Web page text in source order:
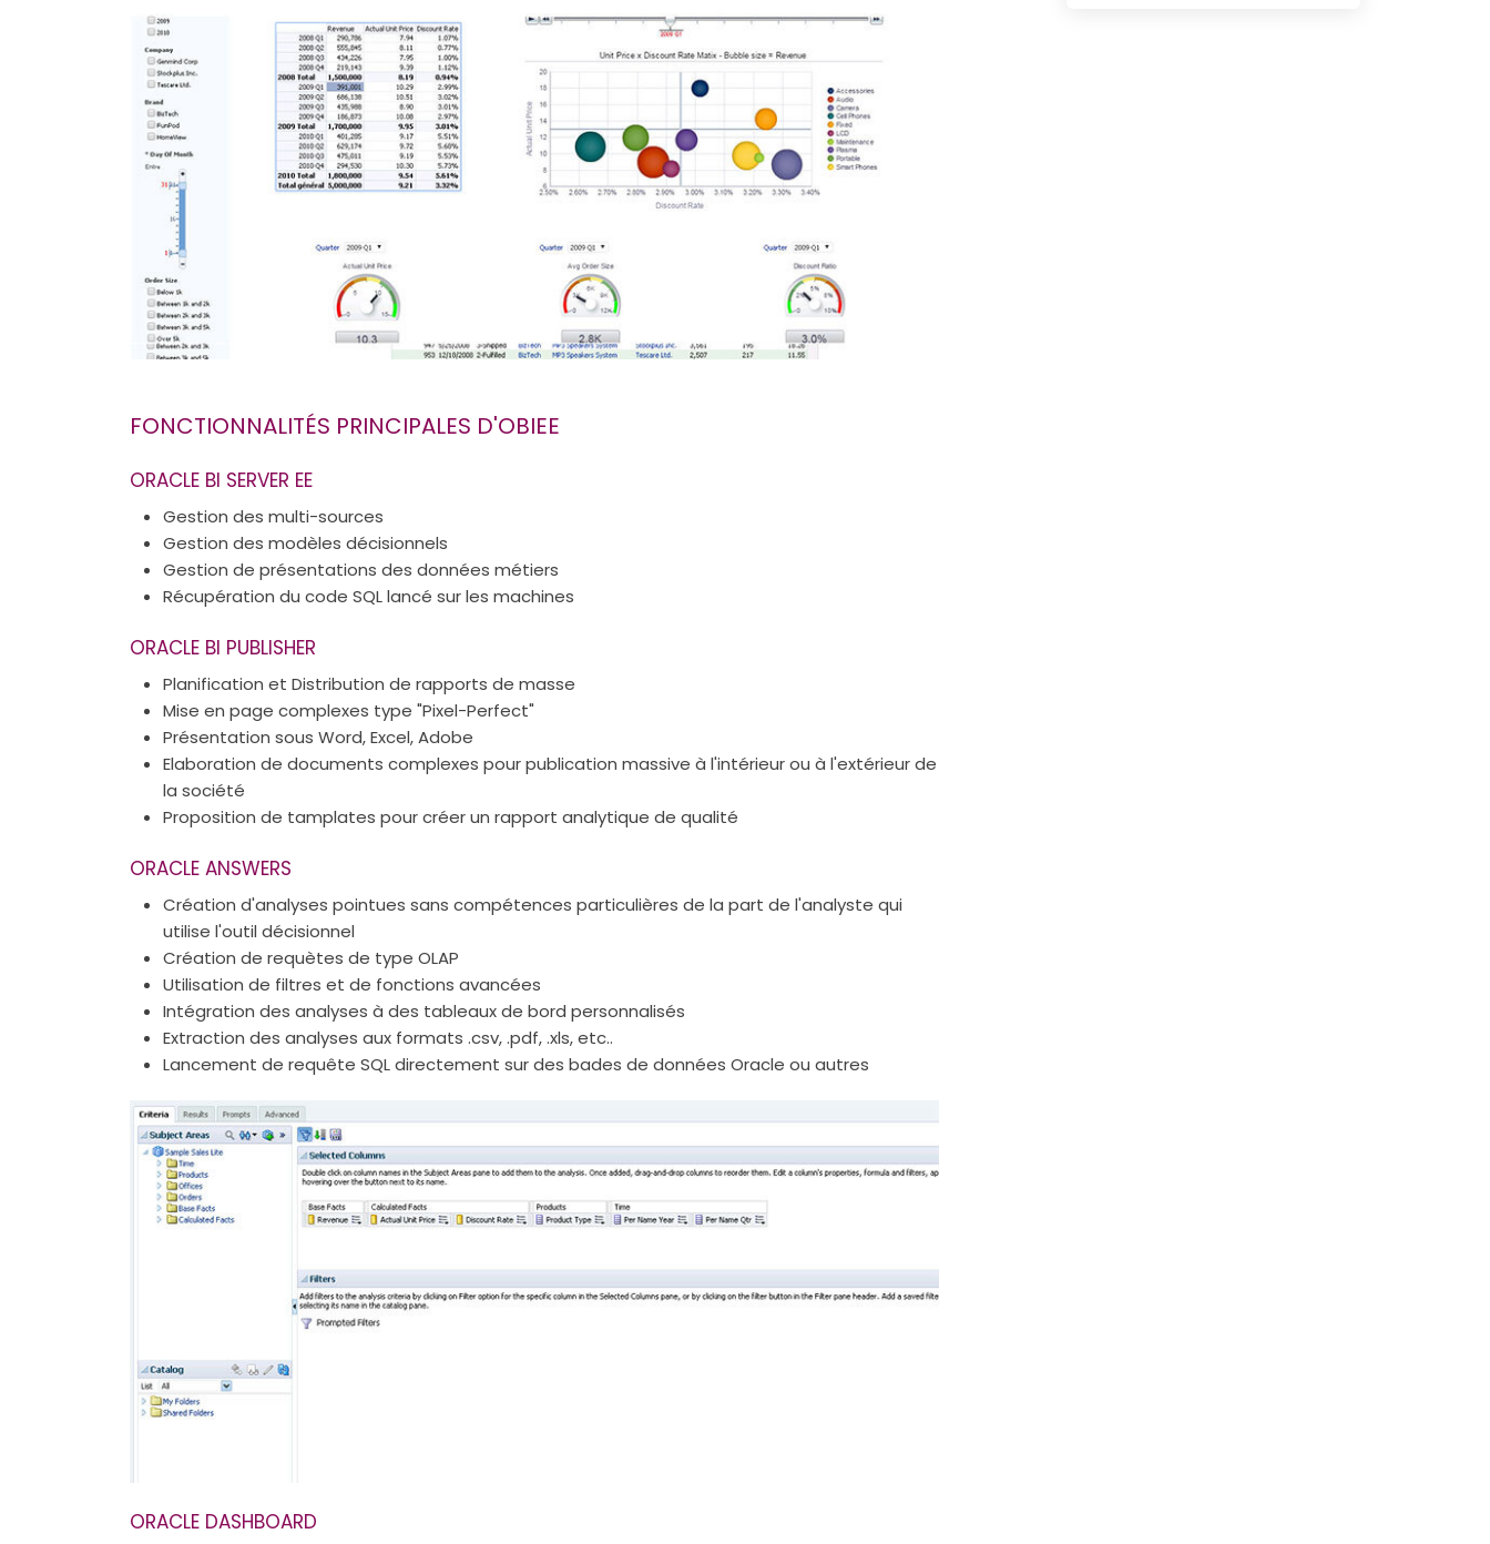
FONCTIONNALITÉS PRINCIPALES D'OBIEE
ORACLE BI SERVER EE
Gestion des multi-sources
Gestion des modèles décisionnels
Gestion de présentations des données métiers
Récupération du code SQL lancé sur les machines
ORACLE BI PUBLISHER
Planification et Distribution de rapports de masse
Mise en page complexes type "Pixel-Perfect"
Présentation sous Word, Excel, Adobe
Elaboration de documents complexes pour publication massive à l'intérieur ou à l'extérieur de
la société
Proposition de tamplates pour créer un rapport analytique de qualité
ORACLE ANSWERS
Création d'analyses pointues sans compétences particulières de la part de l'analyste qui
utilise l'outil décisionnel
Création de requètes de type OLAP
Utilisation de filtres et de fonctions avancées
Intégration des analyses à des tableaux de bord personnalisés
Extraction des analyses aux formats .csv, .pdf, .xls, etc..
Lancement de requête SQL directement sur des bades de données Oracle ou autres
ORACLE DASHBOARD